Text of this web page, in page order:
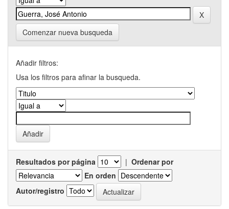
Comenzar nueva busqueda
Añadir filtros:
Usa los filtros para afinar la busqueda.
Resultados por página | Ordenar por
En orden
Autor/registro